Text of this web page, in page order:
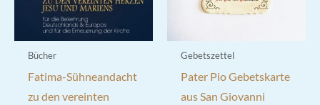
Bücher
Fatima-Sühneandacht
zu den vereinten
Gebetszettel
Pater Pio Gebetskarte
aus San Giovanni